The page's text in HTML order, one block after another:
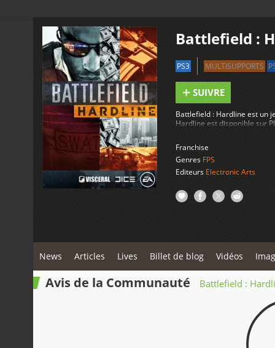
Battlefield :
PS3 MULTISUPPORTS
SUIVRE
Battlefield : Hardline est un
Hardline est disponible sur
Franchise
Genres FPS
Editeurs Electronic Arts
News Articles Lives Billet de blog Vidéos
Avis de la Communauté Battlefield :